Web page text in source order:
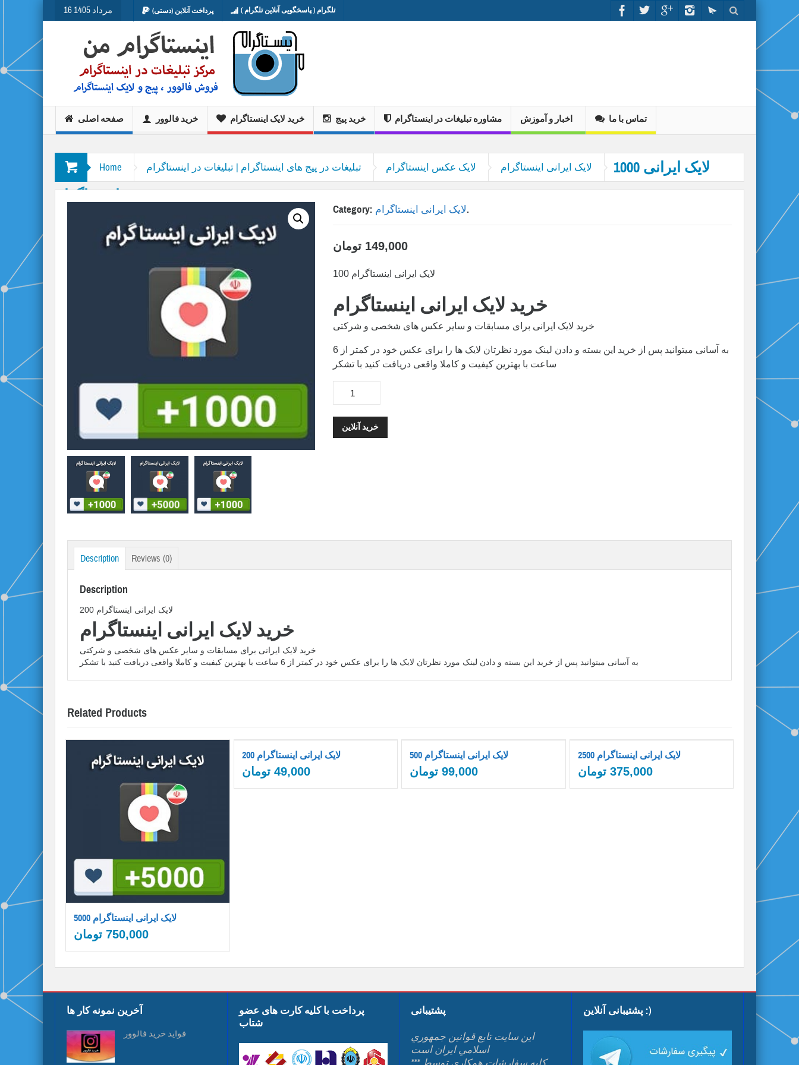
16 مرداد 1405 پرداخت آنلاین (دستی) تلگرام ( پاسخگویی آنلاین تلگرام )
صفحه اصلی خرید فالوور خرید لایک اینستاگرام خرید پیج مشاوره تبلیغات در اینستاگرام اخبار و آموزش تماس با ما
Home تبلیغات در پیج های اینستاگرام | تبلیغات در اینستاگرام لایک عکس اینستاگرام لایک ایرانی اینستاگرام
1000 لایک ایرانی
اینستاگرام
Category: لایک ایرانی اینستاگرام.
149,000 تومان
100 لایک ایرانی اینستاگرام
خرید لایک ایرانی اینستاگرام
خرید لایک ایرانی برای مسابقات و سایر عکس های شخصی و شرکتی
به آسانی میتوانید پس از خرید این بسته و دادن لینک مورد نظرتان لایک ها را برای عکس خود در کمتر از 6
ساعت با بهترین کیفیت و کاملا واقعی دریافت کنید با تشکر
خرید آنلاین
Description Reviews (0)
Description
200 لایک ایرانی اینستاگرام
خرید لایک ایرانی اینستاگرام
خرید لایک ایرانی برای مسابقات و سایر عکس های شخصی و شرکتی
به آسانی میتوانید پس از خرید این بسته و دادن لینک مورد نظرتان لایک ها را برای عکس خود در کمتر از 6 ساعت با بهترین کیفیت و کاملا واقعی دریافت کنید با تشکر
Related Products
5000 لایک ایرانی اینستاگرام
750,000 تومان
200 لایک ایرانی اینستاگرام
49,000 تومان
500 لایک ایرانی اینستاگرام
99,000 تومان
2500 لایک ایرانی اینستاگرام
375,000 تومان
آخرین نمونه کار ها
فواید خرید فالوور
پرداخت با کلیه کارت های عضو
شتاب
پشتیبانی
اين سايت تابع قوانين جمهوري
اسلامي ايران است
پشتیبانی آنلاین :)